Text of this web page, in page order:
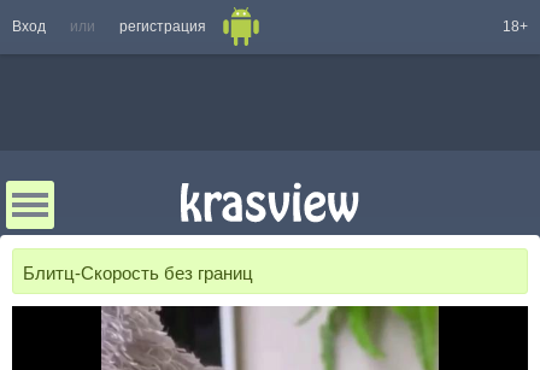
Вход или регистрация 18+
Блитц-Скорость без границ